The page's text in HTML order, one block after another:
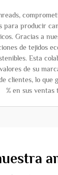
para producir
Gracias a
de tejidos
Esta
de su
clientes, lo que
% en sus ventas